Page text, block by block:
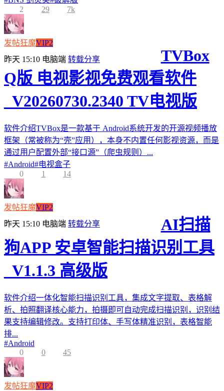
2
29 7k
发帖狂魔VIP2
昨天 15:10 电脑端 转载分享
TVBox
Q版 电视影视免费观看软件
_V20260730.2340 TV电视版
软件介绍TVBox是一款基于 Android系统开发的开源视频播放
框架（常被称为“壳”应用），本身不内置任何影视资源，而是
通过用户配置外部“接口源”（爬虫规则）...
#Android#电视盒子
0
1 14
发帖狂魔VIP2
昨天 15:10 电脑端 转载分享
AI扫描
狗APP 安卓智能扫描识别工具
_V1.1.3 高级版
软件介绍一体化智能扫描识别工具，集成文字提取、表格解
析、拍照翻译核心能力，拍摄即可自动完成扫描识别，识别结
果支持编辑修改。支持打印体、手写体精准识别，表格智能
排...
#Android
0
0 45
发帖狂魔VIP2